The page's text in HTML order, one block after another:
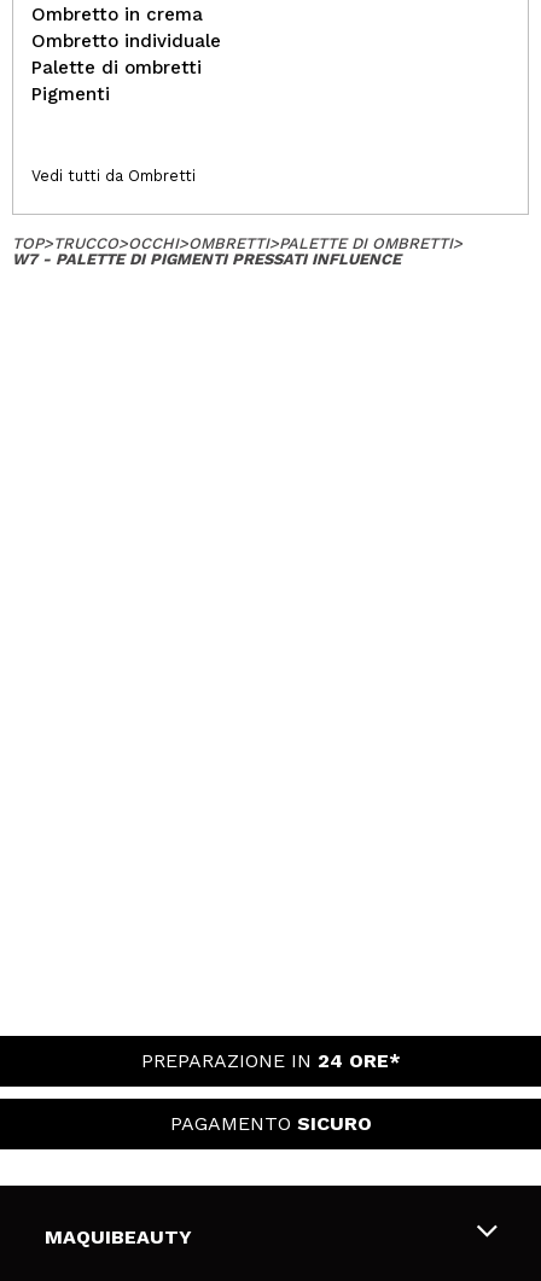
Ombretto in crema
Ombretto individuale
Palette di ombretti
Pigmenti
Vedi tutti da Ombretti
TOP>TRUCCO>OCCHI>OMBRETTI>PALETTE DI OMBRETTI>
W7 - PALETTE DI PIGMENTI PRESSATI INFLUENCE
PREPARAZIONE IN 24 ORE*
PAGAMENTO SICURO
MAQUIBEAUTY